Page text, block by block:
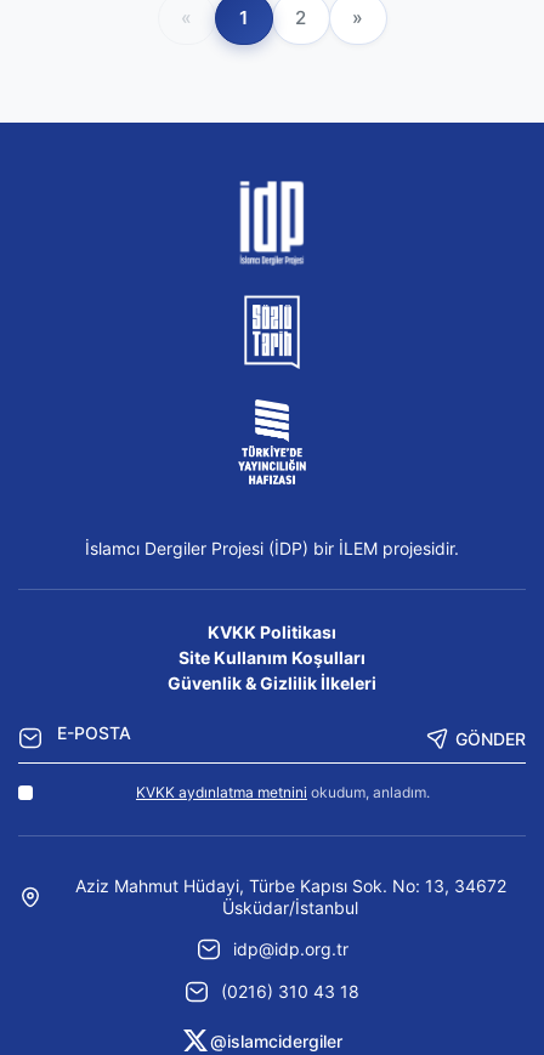
« 1 2 »
İslamcı Dergiler Projesi (İDP) bir İLEM projesidir.
KVKK Politikası
Site Kullanım Koşulları
Güvenlik & Gizlilik İlkeleri
GÖNDER
KVKK aydınlatma metnini okudum, anladım.
Aziz Mahmut Hüdayi, Türbe Kapısı Sok. No: 13, 34672
Üsküdar/İstanbul
idp@idp.org.tr
(0216) 310 43 18
@islamcidergiler